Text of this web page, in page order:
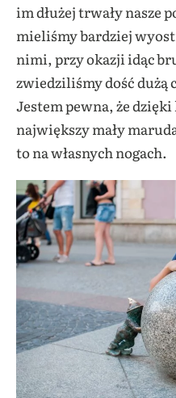
im dłużej trwały nasze
mieliśmy bardziej
nimi, przy okazji idąc
zwiedziliśmy dość dużą
Jestem pewna, że
największy mały
to na własnych nogach.